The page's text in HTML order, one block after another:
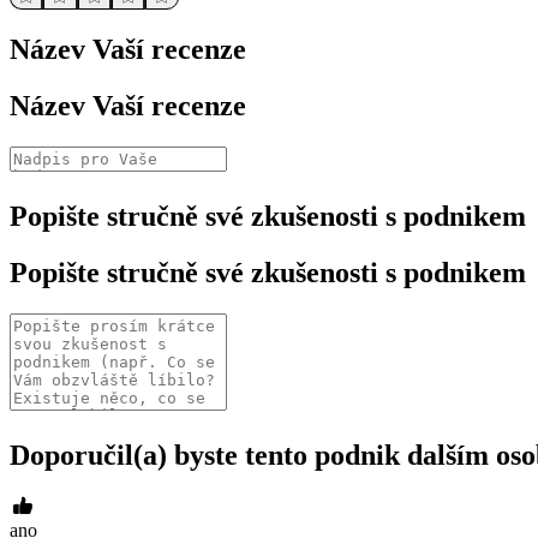
Název Vaší recenze
Název Vaší recenze
Popište stručně své zkušenosti s podnikem
Popište stručně své zkušenosti s podnikem
Doporučil(a) byste tento podnik dalším
ano